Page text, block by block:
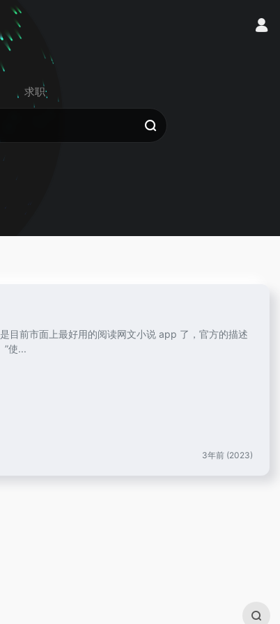
求职
目前市面上最好用的阅读网文小说 app 了，官方的描述
”使...
3年前 (2023)